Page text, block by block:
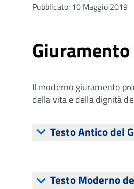
Pubblicato: 10 Maggio 2019
Il moderno giuramento
della vita e della dignità
Testo Antico del
Testo Moderno